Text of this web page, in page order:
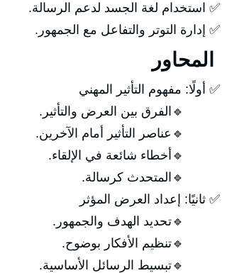
✅ استخدام لغة الجسد لدعم الرسالة.
✅ إدارة التوتر والتفاعل مع الجمهور.
✅ أولًا: مفهوم التأثير المهني
🔹الفرق بين العرض والتأثير.
🔹عناصر التأثير أمام الآخرين.
🔹أخطاء شائعة في الإلقاء.
🔹المتحدث كرسالة.
✅ ثانيًا: إعداد العرض المؤثر
🔹تحديد الهدف والجمهور.
🔹تنظيم الأفكار بوضوح.
🔹تبسيط الرسائل الأساسية.